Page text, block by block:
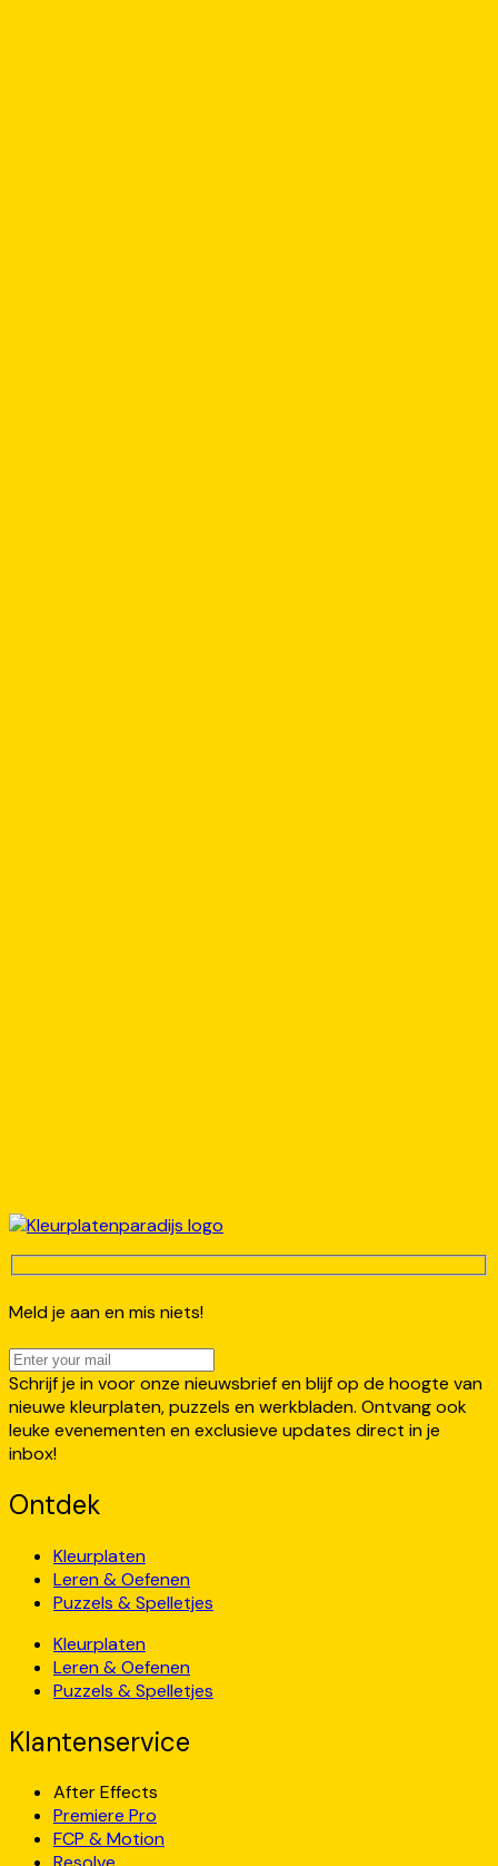
Meld je aan en mis niets!
Schrijf je in voor onze nieuwsbrief en blijf op de hoogte van
nieuwe kleurplaten, puzzels en werkbladen. Ontvang ook
leuke evenementen en exclusieve updates direct in je
inbox!
Ontdek
Kleurplaten
Leren & Oefenen
Puzzels & Spelletjes
Kleurplaten
Leren & Oefenen
Puzzels & Spelletjes
Klantenservice
After Effects
Premiere Pro
FCP & Motion